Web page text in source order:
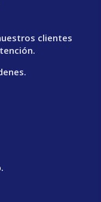
clientes